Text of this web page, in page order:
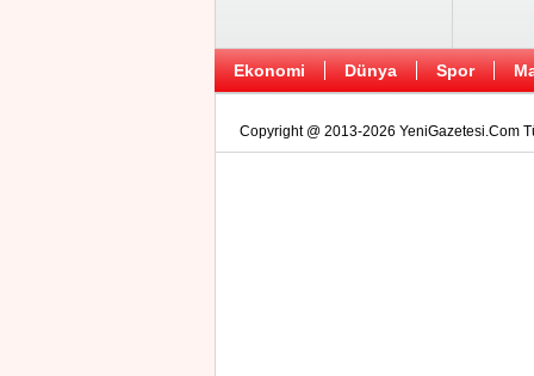
Ekonomi Dünya Spor
Copyright @ 2013-2026 YeniGazetesi.Com